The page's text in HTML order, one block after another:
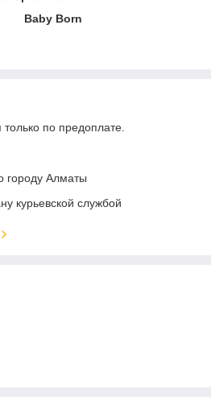
Baby Born
по предоплате.
городу Алматы
курьевской службой